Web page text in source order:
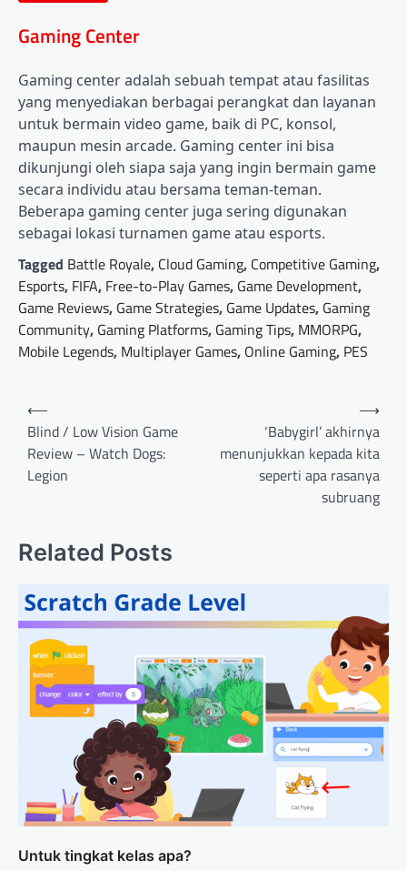
Gaming Center
Gaming center adalah sebuah tempat atau fasilitas
yang menyediakan berbagai perangkat dan layanan
untuk bermain video game, baik di PC, konsol,
maupun mesin arcade. Gaming center ini bisa
dikunjungi oleh siapa saja yang ingin bermain game
secara individu atau bersama teman-teman.
Beberapa gaming center juga sering digunakan
sebagai lokasi turnamen game atau esports.
Tagged Battle Royale, Cloud Gaming, Competitive Gaming,
Esports, FIFA, Free-to-Play Games, Game Development,
Game Reviews, Game Strategies, Game Updates, Gaming
Community, Gaming Platforms, Gaming Tips, MMORPG,
Mobile Legends, Multiplayer Games, Online Gaming, PES
Post
navigation
⟵
Blind / Low Vision Game
Review – Watch Dogs:
Legion
‘Babygirl’ akhirnya
menunjukkan kepada kita
seperti apa rasanya
subruang
⟶
Related Posts
Untuk tingkat kelas apa?